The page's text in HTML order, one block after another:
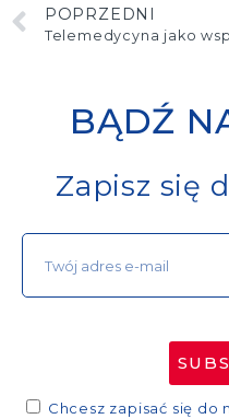
POPRZEDNI
BĄDŹ
Zapisz się
Chcesz zapisać się